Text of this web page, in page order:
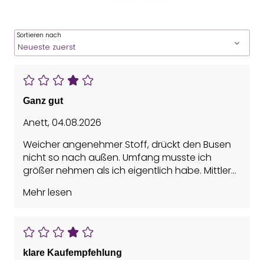
Sortieren nach
Ganz gut
Anett,04.08.2026
Weicher angenehmer Stoff, drückt den Busen
nicht so nach außen. Umfang musste ich
größer nehmen als ich eigentlich habe. Mittlerer
einen Abnäher machen, da seitlich zu weit und
Mehr lesen
klare Kaufempfehlung